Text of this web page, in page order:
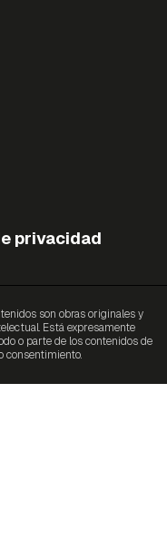
privacidad
son obras originales y
Está expresamente
o parte de los contenidos de
consentimiento.